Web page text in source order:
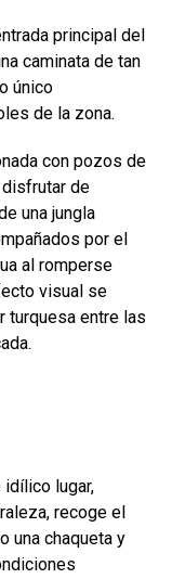
principal del
caminata de tan
único
de la zona.
con pozos de
de
una jungla
por el
al romperse
visual se
turquesa entre las
lugar,
recoge el
una chaqueta y